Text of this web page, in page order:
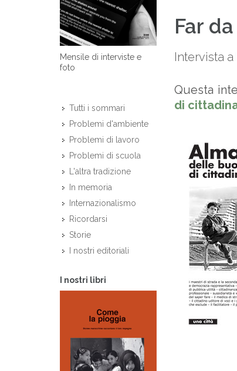
Mensile di interviste e
foto
Tutti i sommari
Problemi d'ambiente
Problemi di lavoro
Problemi di scuola
L'altra tradizione
In memoria
Internazionalismo
Ricordarsi
Storie
I nostri editoriali
I nostri libri
Far
Intervista
Questa
di